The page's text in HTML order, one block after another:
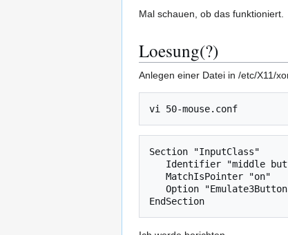
Mal schauen, ob das funktioniert.
Loesung(?)
Anlegen einer Datei in /etc/X11/
Section "InputClass"